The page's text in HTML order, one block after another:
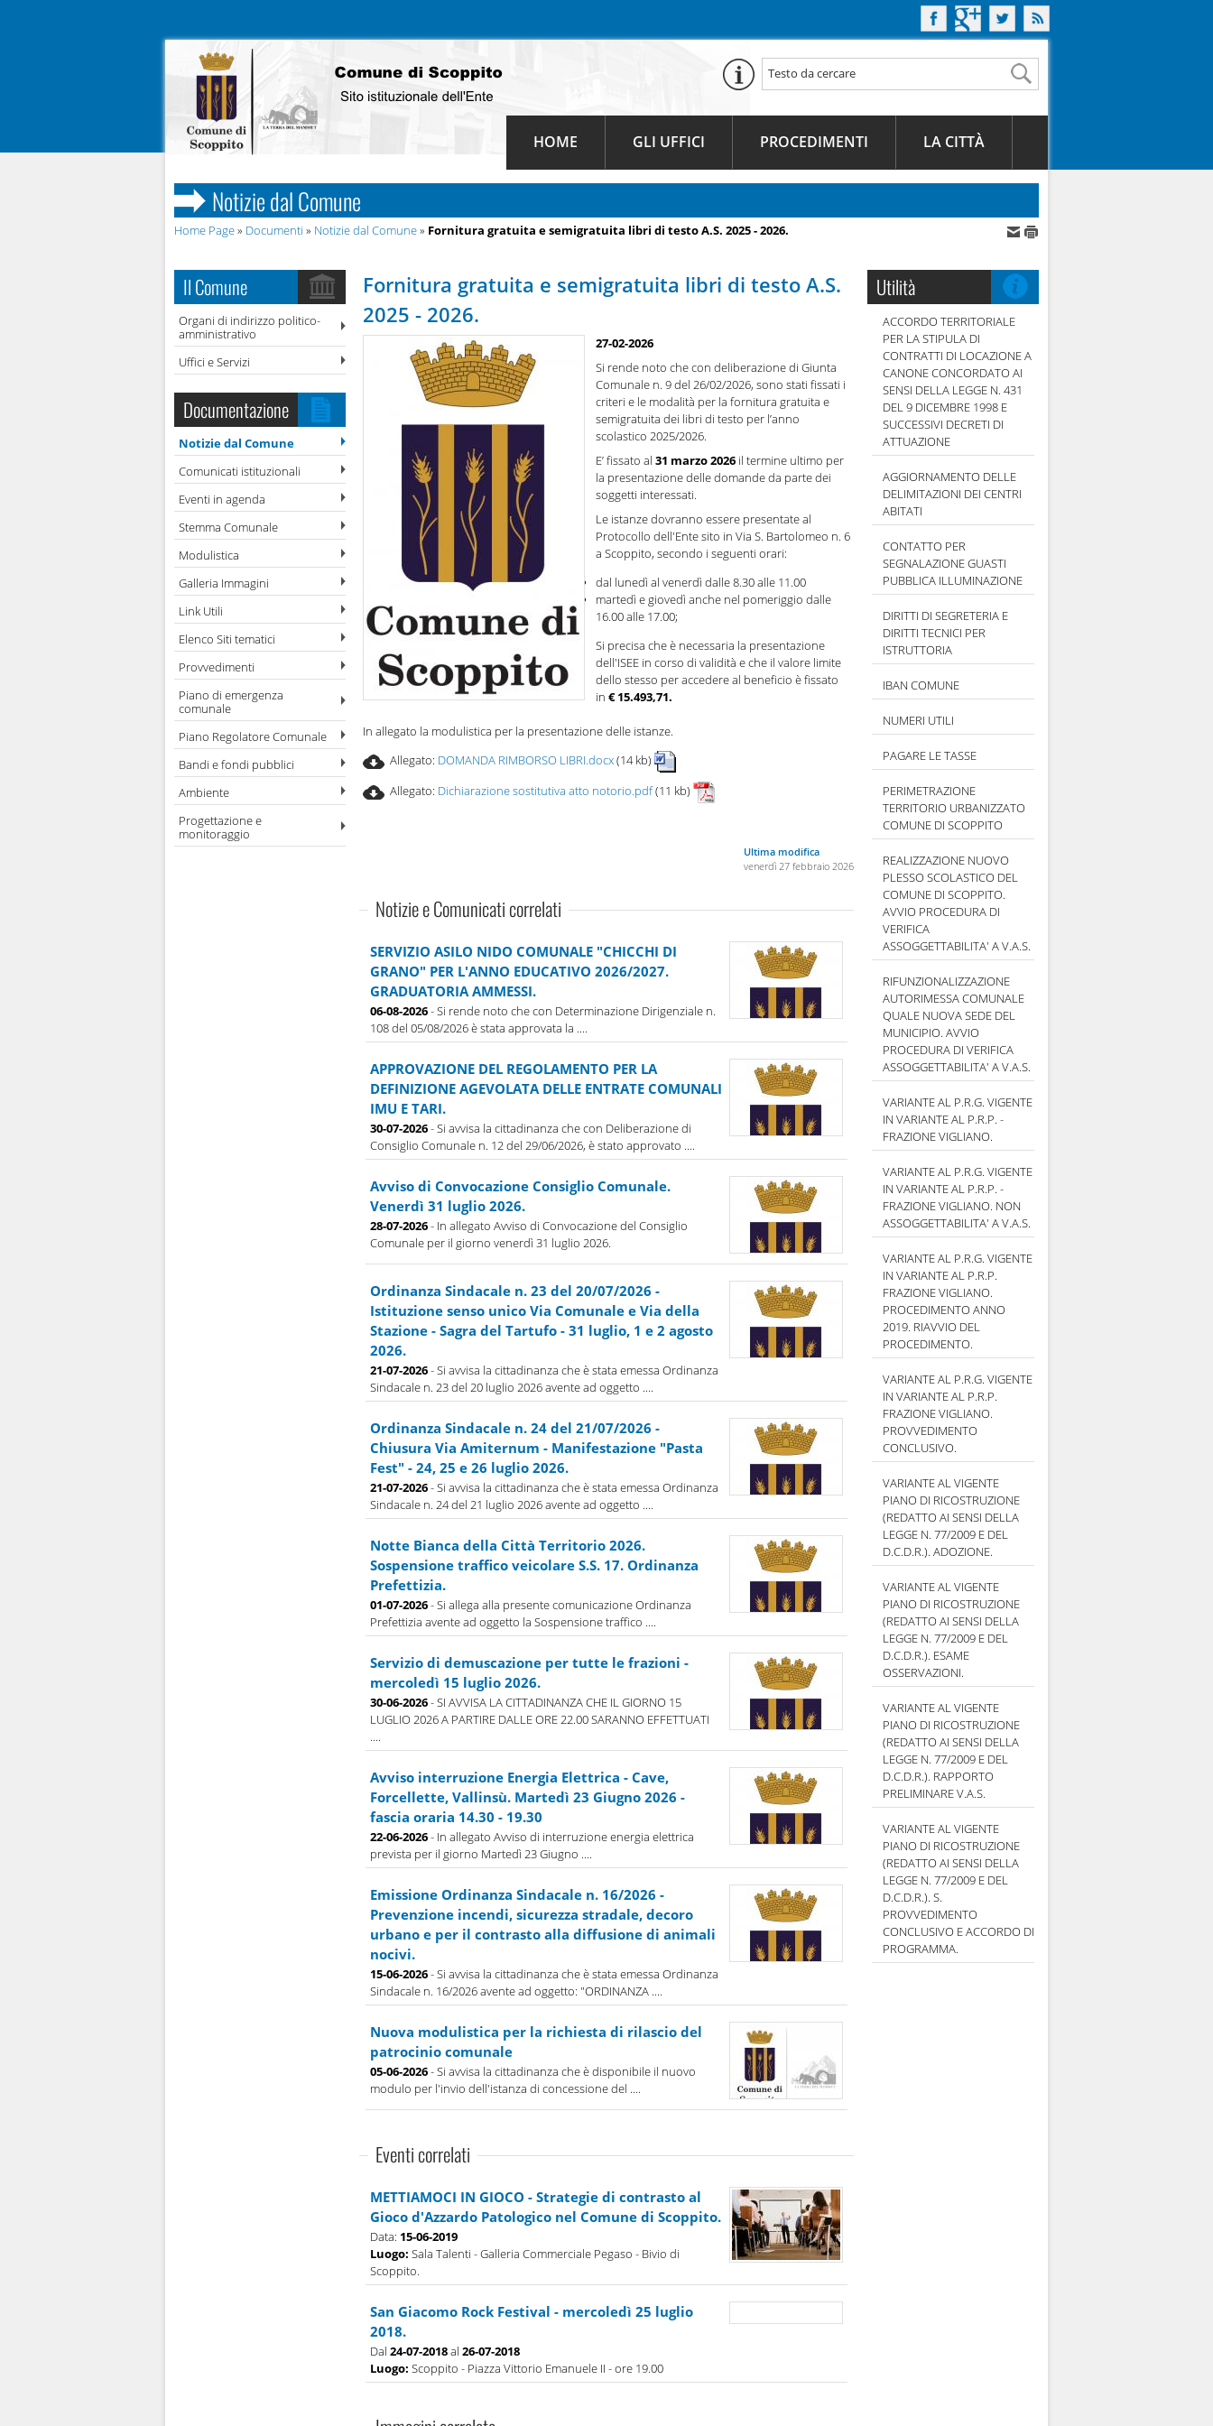
HOME GLI UFFICI PROCEDIMENTI LA CITTÀ
Notizie dal Comune
Home Page» Documenti » Notizie dal Comune» Fornitura gratuita e semigratuita libri di testo A.S. 2025 - 2026.
Il Comune
Organi di indirizzo politico-
amministrativo
Uffici e Servizi
Documentazione
Notizie dal Comune
Comunicati istituzionali
Eventi in agenda
Stemma Comunale
Modulistica
Galleria Immagini
Link Utili
Elenco Siti tematici
Provvedimenti
Piano di emergenza
comunale
Piano Regolatore Comunale
Bandi e fondi pubblici
Ambiente
Progettazione e
monitoraggio
Utilità
ACCORDO TERRITORIALE
PER LA STIPULA DI
CONTRATTI DI LOCAZIONE A
CANONE CONCORDATO AI
SENSI DELLA LEGGE N. 431
DEL 9 DICEMBRE 1998 E
SUCCESSIVI DECRETI DI
ATTUAZIONE
AGGIORNAMENTO DELLE
DELIMITAZIONI DEI CENTRI
ABITATI
CONTATTO PER
SEGNALAZIONE GUASTI
PUBBLICA ILLUMINAZIONE
DIRITTI DI SEGRETERIA E
DIRITTI TECNICI PER
ISTRUTTORIA
IBAN COMUNE
NUMERI UTILI
PAGARE LE TASSE
PERIMETRAZIONE
TERRITORIO URBANIZZATO
COMUNE DI SCOPPITO
REALIZZAZIONE NUOVO
PLESSO SCOLASTICO DEL
COMUNE DI SCOPPITO.
AVVIO PROCEDURA DI
VERIFICA
ASSOGGETTABILITA' A V.A.S.
RIFUNZIONALIZZAZIONE
AUTORIMESSA COMUNALE
QUALE NUOVA SEDE DEL
MUNICIPIO. AVVIO
PROCEDURA DI VERIFICA
ASSOGGETTABILITA' A V.A.S.
VARIANTE AL P.R.G. VIGENTE
IN VARIANTE AL P.R.P. -
FRAZIONE VIGLIANO.
VARIANTE AL P.R.G. VIGENTE
IN VARIANTE AL P.R.P. -
FRAZIONE VIGLIANO. NON
ASSOGGETTABILITA' A V.A.S.
VARIANTE AL P.R.G. VIGENTE
IN VARIANTE AL P.R.P.
FRAZIONE VIGLIANO.
PROCEDIMENTO ANNO
2019. RIAVVIO DEL
PROCEDIMENTO.
VARIANTE AL P.R.G. VIGENTE
IN VARIANTE AL P.R.P.
FRAZIONE VIGLIANO.
PROVVEDIMENTO
CONCLUSIVO.
VARIANTE AL VIGENTE
PIANO DI RICOSTRUZIONE
(REDATTO AI SENSI DELLA
LEGGE N. 77/2009 E DEL
D.C.D.R.). ADOZIONE.
VARIANTE AL VIGENTE
PIANO DI RICOSTRUZIONE
(REDATTO AI SENSI DELLA
LEGGE N. 77/2009 E DEL
D.C.D.R.). ESAME
OSSERVAZIONI.
VARIANTE AL VIGENTE
PIANO DI RICOSTRUZIONE
(REDATTO AI SENSI DELLA
LEGGE N. 77/2009 E DEL
D.C.D.R.). RAPPORTO
PRELIMINARE V.A.S.
VARIANTE AL VIGENTE
PIANO DI RICOSTRUZIONE
(REDATTO AI SENSI DELLA
LEGGE N. 77/2009 E DEL
D.C.D.R.). S.
PROVVEDIMENTO
CONCLUSIVO E ACCORDO DI
PROGRAMMA.
Fornitura gratuita e semigratuita libri di testo A.S.
2025 - 2026.
27-02-2026
Si rende noto che con deliberazione di Giunta
Comunale n. 9 del 26/02/2026, sono stati fissati i
criteri e le modalità per la fornitura gratuita e
semigratuita dei libri di testo per l’anno
scolastico 2025/2026.
E’ fissato al 31 marzo 2026 il termine ultimo per
la presentazione delle domande da parte dei
soggetti interessati.
Le istanze dovranno essere presentate al
Protocollo dell'Ente sito in Via S. Bartolomeo n. 6
a Scoppito, secondo i seguenti orari:
dal lunedì al venerdì dalle 8.30 alle 11.00
martedì e giovedì anche nel pomeriggio dalle
16.00 alle 17.00;
Si precisa che è necessaria la presentazione
dell'ISEE in corso di validità e che il valore limite
dello stesso per accedere al beneficio è fissato
in € 15.493,71.
In allegato la modulistica per la presentazione delle istanze.
Allegato: DOMANDA RIMBORSO LIBRI.docx(14 kb)
Allegato: Dichiarazione sostitutiva atto notorio.pdf(11 kb)
Ultima modifica
venerdì 27 febbraio 2026
Notizie e Comunicati correlati
SERVIZIO ASILO NIDO COMUNALE "CHICCHI DI
GRANO" PER L'ANNO EDUCATIVO 2026/2027.
GRADUATORIA AMMESSI.
06-08-2026- Si rende noto che con Determinazione Dirigenziale n.
108 del 05/08/2026 è stata approvata la ....
APPROVAZIONE DEL REGOLAMENTO PER LA
DEFINIZIONE AGEVOLATA DELLE ENTRATE COMUNALI
IMU E TARI.
30-07-2026- Si avvisa la cittadinanza che con Deliberazione di
Consiglio Comunale n. 12 del 29/06/2026, è stato approvato ....
Avviso di Convocazione Consiglio Comunale.
Venerdì 31 luglio 2026.
28-07-2026- In allegato Avviso di Convocazione del Consiglio
Comunale per il giorno venerdì 31 luglio 2026.
Ordinanza Sindacale n. 23 del 20/07/2026 -
Istituzione senso unico Via Comunale e Via della
Stazione - Sagra del Tartufo - 31 luglio, 1 e 2 agosto
2026.
21-07-2026- Si avvisa la cittadinanza che è stata emessa Ordinanza
Sindacale n. 23 del 20 luglio 2026 avente ad oggetto ....
Ordinanza Sindacale n. 24 del 21/07/2026 -
Chiusura Via Amiternum - Manifestazione "Pasta
Fest" - 24, 25 e 26 luglio 2026.
21-07-2026- Si avvisa la cittadinanza che è stata emessa Ordinanza
Sindacale n. 24 del 21 luglio 2026 avente ad oggetto ....
Notte Bianca della Città Territorio 2026.
Sospensione traffico veicolare S.S. 17. Ordinanza
Prefettizia.
01-07-2026- Si allega alla presente comunicazione Ordinanza
Prefettizia avente ad oggetto la Sospensione traffico ....
Servizio di demuscazione per tutte le frazioni -
mercoledì 15 luglio 2026.
30-06-2026- SI AVVISA LA CITTADINANZA CHE IL GIORNO 15
LUGLIO 2026 A PARTIRE DALLE ORE 22.00 SARANNO EFFETTUATI
....
Avviso interruzione Energia Elettrica - Cave,
Forcellette, Vallinsù. Martedì 23 Giugno 2026 -
fascia oraria 14.30 - 19.30
22-06-2026- In allegato Avviso di interruzione energia elettrica
prevista per il giorno Martedì 23 Giugno ....
Emissione Ordinanza Sindacale n. 16/2026 -
Prevenzione incendi, sicurezza stradale, decoro
urbano e per il contrasto alla diffusione di animali
nocivi.
15-06-2026- Si avvisa la cittadinanza che è stata emessa Ordinanza
Sindacale n. 16/2026 avente ad oggetto: "ORDINANZA ....
Nuova modulistica per la richiesta di rilascio del
patrocinio comunale
05-06-2026- Si avvisa la cittadinanza che è disponibile il nuovo
modulo per l'invio dell'istanza di concessione del ....
Eventi correlati
METTIAMOCI IN GIOCO - Strategie di contrasto al
Gioco d'Azzardo Patologico nel Comune di Scoppito.
Data: 15-06-2019
Luogo: Sala Talenti - Galleria Commerciale Pegaso - Bivio di
Scoppito.
San Giacomo Rock Festival - mercoledì 25 luglio
2018.
Dal 24-07-2018al 26-07-2018
Luogo: Scoppito - Piazza Vittorio Emanuele II - ore 19.00